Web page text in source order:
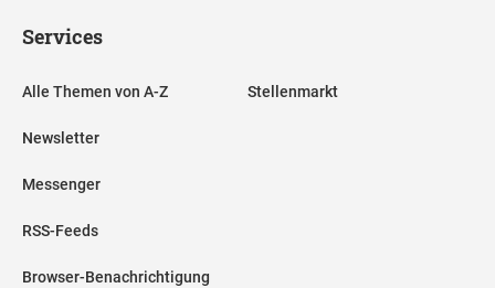
Services
Alle Themen von A-Z
Newsletter
Messenger
RSS-Feeds
Browser-Benachrichtigung
Stellenmarkt